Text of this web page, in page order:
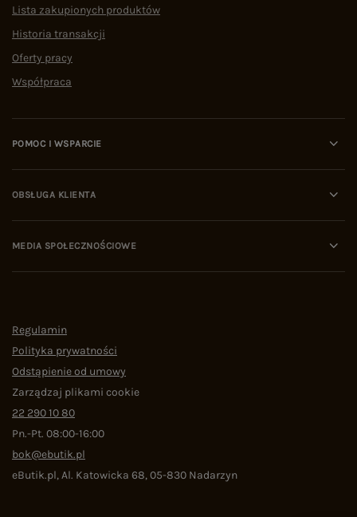
Lista zakupionych produktów
Historia transakcji
Oferty pracy
Współpraca
POMOC I WSPARCIE
OBSŁUGA KLIENTA
MEDIA SPOŁECZNOŚCIOWE
Regulamin
Polityka prywatności
Odstąpienie od umowy
Zarządzaj plikami cookie
22 290 10 80
Pn.-Pt. 08:00-16:00
bok@ebutik.pl
eButik.pl,Al. Katowicka 68,05-830 Nadarzyn